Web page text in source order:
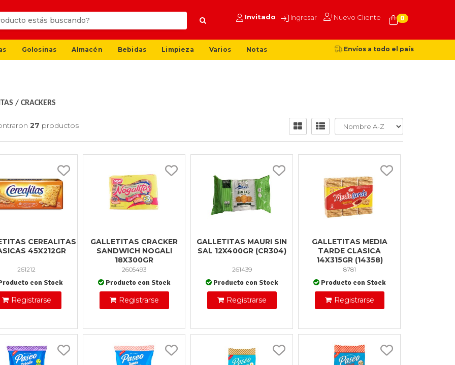
Invitado Ingresar Nuevo Cliente 0
Golosinas Almacén Bebidas Limpieza Varios Notas Envíos a todo el país
/ CRACKERS
27 productos
CEREALITAS
45X212GR
261212
con Stock
Registrarse
GALLETITAS CRACKER
SANDWICH NOGALI
18X300GR
2605493
Producto con Stock
Registrarse
GALLETITAS MAURI SIN
SAL 12X400GR (CR304)
261439
Producto con Stock
Registrarse
GALLETITAS MEDIA
TARDE CLASICA
14X315GR (14358)
8781
Producto con Stock
Registrarse